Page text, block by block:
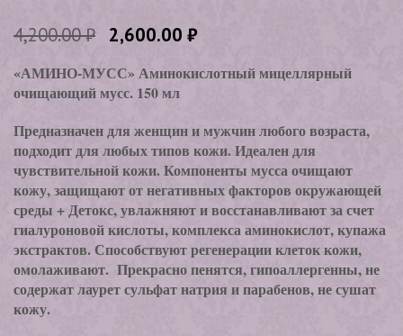
4,200.00₽ 2,600.00₽
«АМИНО-МУСС» Аминокислотный мицеллярный
очищающий мусс. 150 мл
Предназначен для женщин и мужчин любого возраста,
подходит для любых типов кожи. Идеален для
чувствительной кожи. Компоненты мусса очищают
кожу, защищают от негативных факторов окружающей
среды + Детокс, увлажняют и восстанавливают за счет
гиалуроновой кислоты, комплекса аминокислот, купажа
экстрактов. Способствуют регенерации клеток кожи,
омолаживают. Прекрасно пенятся, гипоаллергенны, не
содержат лаурет сульфат натрия и парабенов, не сушат
кожу.